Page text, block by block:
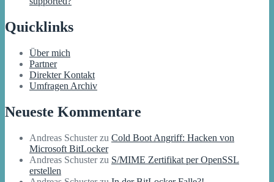
Quicklinks
Über mich
Partner
Direkter Kontakt
Umfragen Archiv
Neueste Kommentare
Andreas Schusterzu Cold Boot Angriff: Hacken von
Microsoft BitLocker
Andreas Schusterzu S/MIME Zertifikat per OpenSSL
erstellen